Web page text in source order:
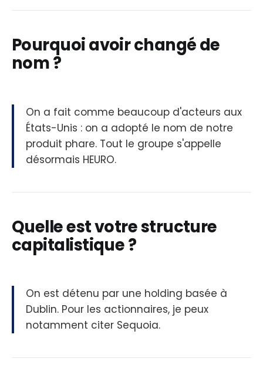
Pourquoi avoir changé de
nom ?
On a fait comme beaucoup d'acteurs aux
États-Unis : on a adopté le nom de notre
produit phare. Tout le groupe s'appelle
désormais HEURO.
Quelle est votre structure
capitalistique ?
On est détenu par une holding basée à
Dublin. Pour les actionnaires, je peux
notamment citer Sequoia.